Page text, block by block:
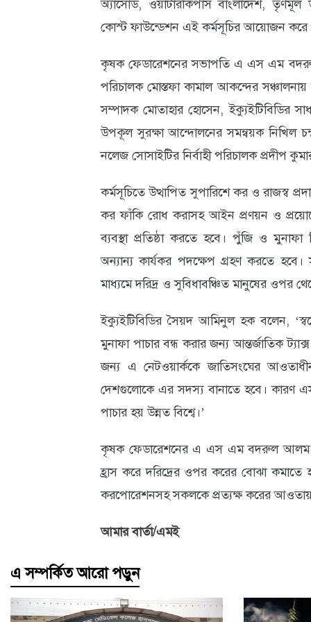
অ্যাসোড, ওয়াটারকিপার্স বাংলাদেশ,
কোস্ট ফাউন্ডেশন এই কর্মসূচির আয়োজন
কৃষক ফেডারেশনের সভাপতি এ এস এম
পরিচালক মোস্তফা কামাল আকন্দের
সম্পাদক মোতাহার হোসেন, ইক্যুইটিবিডির
উপকূল সুরক্ষা আন্দোলনের সমন্বয়ক নিখিল
নলেজ সোসাইটির নির্বাহী পরিচালক প্রদীপ
কর্মসূচিতে উত্থাপিত সুপারিশে কর ও রাজস্ব
কর ফাঁকি রোধ করাসহ আইন প্রণয়ন ও
ব্যবস্থা প্রতিষ্ঠা করতে হবে। পুঁজি ও
অন্যান্য কার্যকর পদক্ষেপ গ্রহণ করতে
মাধ্যমে দরিদ্র ও সুবিধাবঞ্চিত মানুষের ওপর
ইক্যুইটিবিডির সৈয়দ আমিনুল হক বলেন,
মুনাফা পাচার বন্ধ করার জন্য আন্তর্জাতিক
জন্য এ নেটওয়ার্ককে জাতিসংঘের
দেশগুলোকে এর সদস্য বানাতে হবে। কারণ
পাচার হয় উন্নত বিশ্বে।’
কৃষক ফেডারেশনের এ এস এম বদরুল আলম
হ্রাস করে দরিদ্রের ওপর করের বোঝা
করপোরেশনসহ সকলকে প্রত্যক্ষ করের আওতায়
আমার বার্তা/এমই
এ সম্পর্কিত আরো পড়ুন